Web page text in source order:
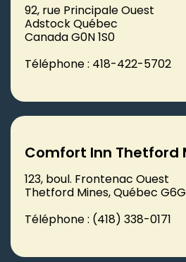
92, rue Principale Ouest
Adstock Québec
Canada G0N 1S0
Téléphone : 418-422-5702
Comfort Inn Thetford
123, boul. Frontenac Ouest
Thetford Mines, Québec
Téléphone : (418) 338-0171